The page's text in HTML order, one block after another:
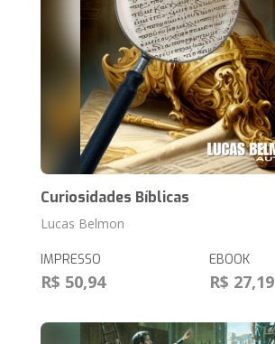
Curiosidades Bíblicas
Lucas Belmon
IMPRESSO
R$ 50,94
EBOOK
R$ 27,19